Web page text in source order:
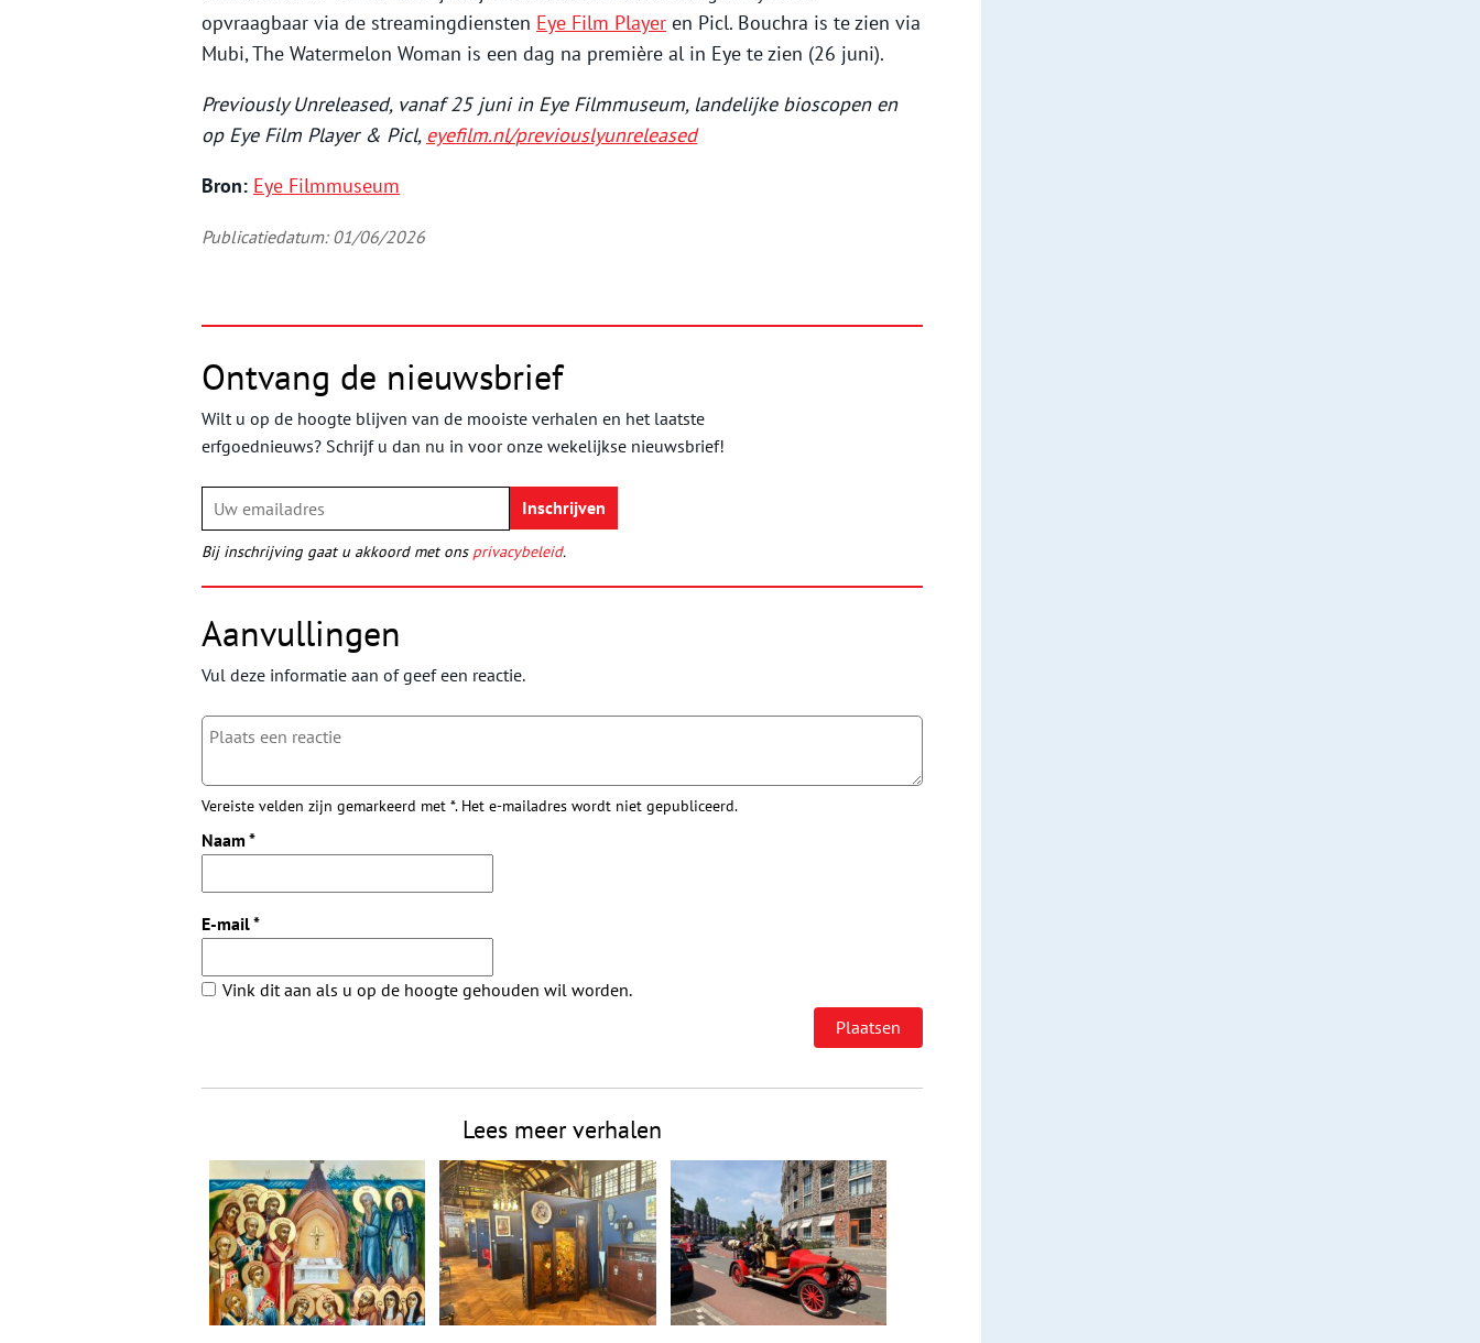
opvraagbaar via de streamingdiensten Eye Film Player en Picl. Bouchra is te zien via
Mubi, The Watermelon Woman is een dag na première al in Eye te zien (26 juni).
Previously Unreleased, vanaf 25 juni in Eye Filmmuseum, landelijke bioscopen en
op Eye Film Player & Picl, eyefilm.nl/previouslyunreleased
Bron: Eye Filmmuseum
Publicatiedatum: 01/06/2026
Ontvang de nieuwsbrief
Wilt u op de hoogte blijven van de mooiste verhalen en het laatste
erfgoednieuws? Schrijf u dan nu in voor onze wekelijkse nieuwsbrief!
Bij inschrijving gaat u akkoord met ons privacybeleid.
Aanvullingen
Vul deze informatie aan of geef een reactie.
Vereiste velden zijn gemarkeerd met *. Het e-mailadres wordt niet gepubliceerd.
Naam *
E-mail*
Vink dit aan als u op de hoogte gehouden wil worden.
Lees meer verhalen